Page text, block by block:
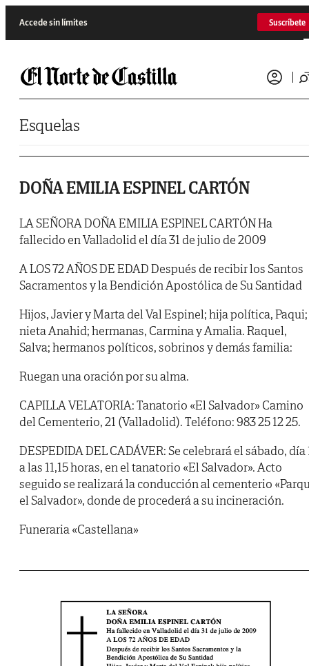
Accede sin límites Suscríbete
Esquelas
DOÑA EMILIA ESPINEL CARTÓN
LA SEÑORA DOÑA EMILIA ESPINEL CARTÓN Ha
fallecido en Valladolid el día 31 de julio de 2009
A LOS 72 AÑOS DE EDAD Después de recibir los Santos
Sacramentos y la Bendición Apostólica de Su Santidad
Hijos, Javier y Marta del Val Espinel; hija política, Paqui;
nieta Anahid; hermanas, Carmina y Amalia. Raquel,
Salva; hermanos políticos, sobrinos y demás familia:
Ruegan una oración por su alma.
CAPILLA VELATORIA: Tanatorio «El Salvador» Camino
del Cementerio, 21 (Valladolid). Teléfono: 983 25 12 25.
DESPEDIDA DEL CADÁVER: Se celebrará el sábado, día
a las 11,15 horas, en el tanatorio «El Salvador». Acto
seguido se realizará la conducción al cementerio
el Salvador», donde de procederá a su incineración.
Funeraria «Castellana»